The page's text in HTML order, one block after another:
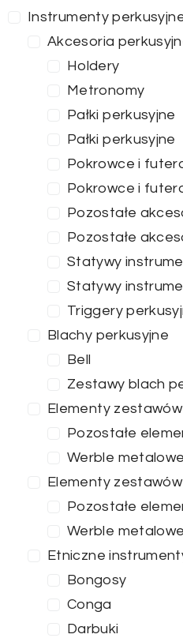
Instrumenty
Akcesoria
Holdery
Metronomy
Pałki perkusyjne
Pałki perkusyjne
Pokrowce i
Pokrowce i
Pozostałe
Pozostałe
Statywy
Statywy
Triggery
Blachy perkusyjne
Bell
Zestawy blach
Elementy
Pozostałe
Werble metalowe
Elementy
Pozostałe
Werble metalowe
Etniczne
Bongosy
Conga
Darbuki